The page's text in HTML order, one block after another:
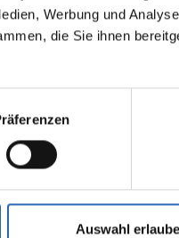
Werbung und
die Sie ihnen
Auswahl